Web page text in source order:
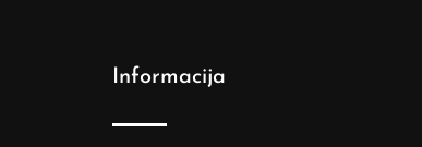
Informacija